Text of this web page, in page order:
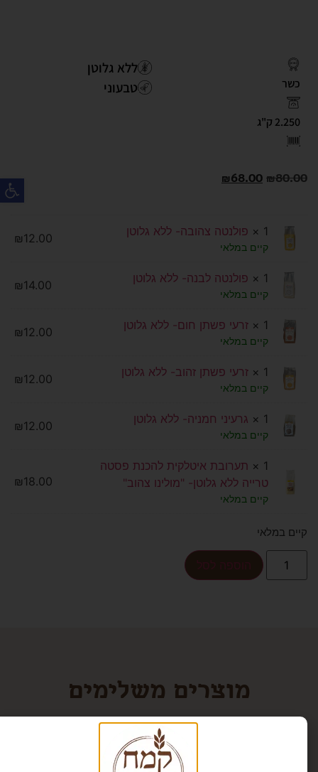
כשר
2.250 ק"ג
ללא גלוטן
טבעוני
₪80.00
₪68.00
1 × פולנטה צהובה- ללא גלוטן
קיים במלאי
₪12.00
1 × פולנטה לבנה- ללא גלוטן
קיים במלאי
₪14.00
1 × זרעי פשתן חום- ללא גלוטן
קיים במלאי
₪12.00
1 × זרעי פשתן זהוב- ללא גלוטן
קיים במלאי
₪12.00
1 × גרעיני חמניה- ללא גלוטן
קיים במלאי
₪12.00
1 ×
תערובת איטלקית להכנת פסטה
טרייה ללא גלוטן- "מולינו צהוב"
קיים במלאי
₪18.00
קיים במלאי
מוצרים משלימים